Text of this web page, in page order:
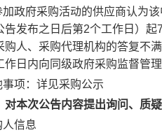
加政府采购活动的供应商认为
告发布之日后第2个工作日）
购人、采购代理机构的答复不
作日内向同级政府采购监督管
项： 详见采购公示
对本次公告内容提出询问、质
人信息